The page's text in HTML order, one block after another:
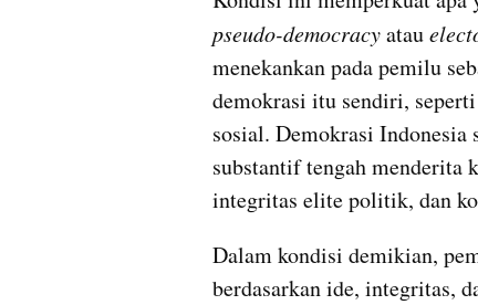
pseudo-democracy atau
menekankan pada pemilu
demokrasi itu sendiri,
sosial. Demokrasi Indonesia
substantif tengah menderita
integritas elite politik, dan
Dalam kondisi demikian,
berdasarkan ide, integritas,